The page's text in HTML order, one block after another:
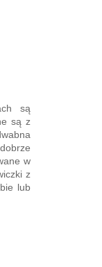
są
są z
w
z
lub